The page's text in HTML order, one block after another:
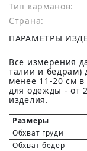
Тип карманов:
Страна:
ПАРАМЕТРЫ
Все измерения
талии и бедрам)
менее 11-20 см в
для одежды - от
изделия.
Размеры
Обхват груди
Обхват бедер